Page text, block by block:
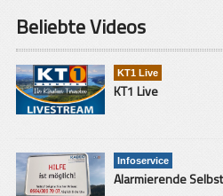
Beliebte Videos
KT1 Live
KT1 Live
Infoservice